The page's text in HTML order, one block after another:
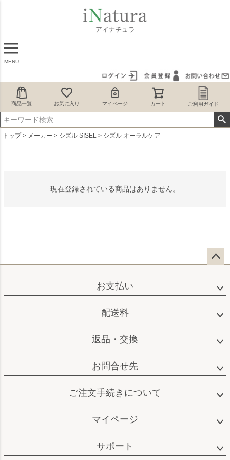
MENU
商品一覧 お気に入り マイページ カート ご利用ガイド
トップ メーカー シズル SISEL シズル オーラルケア
現在登録されている商品はありません。
ップ
お支払い
配送料
返品・交換
お問合せ先
ご注文手続きについて
マイページ
サポート